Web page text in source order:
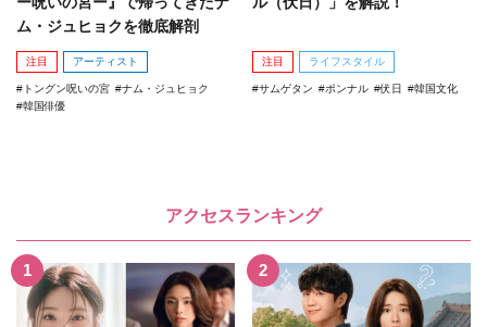
ム・ジュヒョクを徹底解剖
注目 アーティスト
トングン呪いの宮
ナム・ジュヒョク
韓国俳優
注目 ライフスタイル
サムゲタン ポンナル 伏日 韓国文化
アクセスランキング